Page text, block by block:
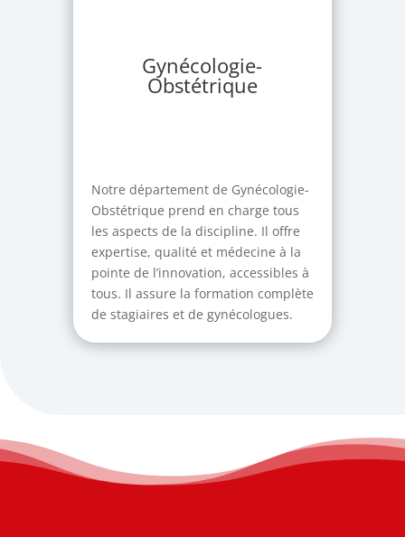
Gynécologie-
Obstétrique
Notre département de Gynécologie-
Obstétrique prend en charge tous
les aspects de la discipline. Il offre
expertise, qualité et médecine à la
pointe de l’innovation, accessibles à
tous. Il assure la formation complète
de stagiaires et de gynécologues.